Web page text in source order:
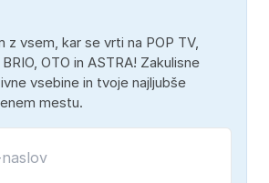
z vsem, kar se vrti na POP TV,
OTO in ASTRA! Zakulisne
vsebine in tvoje najljubše
mestu.